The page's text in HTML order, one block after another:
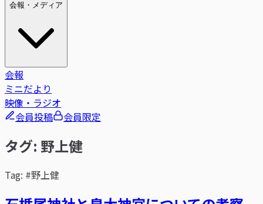
会報・メディア
会報
ミニだより
映像・ラジオ
会員投稿
会員限定
タグ: 野上健
Tag: #野上健